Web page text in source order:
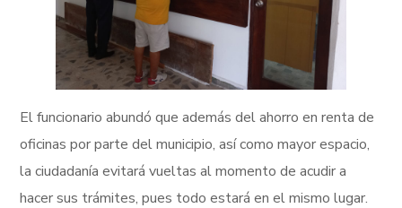
El funcionario abundó que además del ahorro en renta de
oficinas por parte del municipio, así como mayor espacio,
la ciudadanía evitará vueltas al momento de acudir a
hacer sus trámites, pues todo estará en el mismo lugar.